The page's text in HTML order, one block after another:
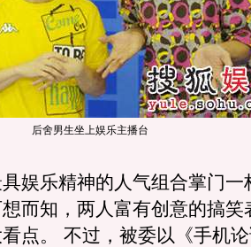
后舍男生坐上娱乐主播台
乐精神的人气组合掌门一
而知，两人富有创意的搞笑
点。 不过，被委以《手机